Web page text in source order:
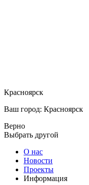
Красноярск
Ваш город: Красноярск
Верно
Выбрать другой
О нас
Новости
Проекты
Информация